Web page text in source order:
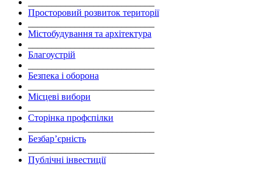
Просторовий розвиток території
Містобудування та архітектура
Благоустрій
Безпека і оборона
Місцеві вибори
Сторінка профспілки
Безбар’єрність
Публічні інвестиції